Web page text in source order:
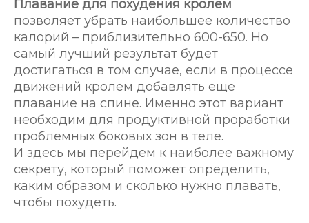
Плавание для похудения кролем
позволяет убрать наибольшее количество
калорий – приблизительно 600-650. Но
самый лучший результат будет
достигаться в том случае, если в процессе
движений кролем добавлять еще
плавание на спине. Именно этот вариант
необходим для продуктивной проработки
проблемных боковых зон в теле.
И здесь мы перейдем к наиболее важному
секрету, который поможет определить,
каким образом и сколько нужно плавать,
чтобы похудеть.